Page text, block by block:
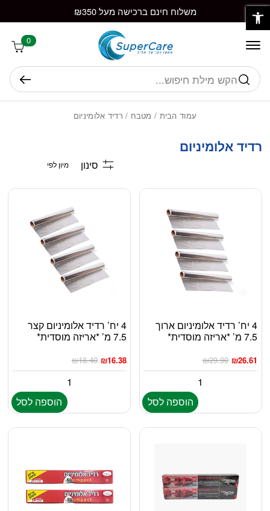
Skip to Content משלוח חינם ברכישה מעל ₪350
0
חיפוש
עמוד הבית / מטבח / רדיד אלומיניום
רדיד אלומיניום
סינון
4 יח’ רדיד אלומיניום ארוך
7.5 מ’ *אריזה מוסדית*
₪29.90 ₪26.61
הוספה לסל
4 יח’ רדיד אלומיניום קצר
7.5 מ’ *אריזה מוסדית*
₪18.40 ₪16.38
הוספה לסל
בחזרה למעלה
פתח סרגל נגישות